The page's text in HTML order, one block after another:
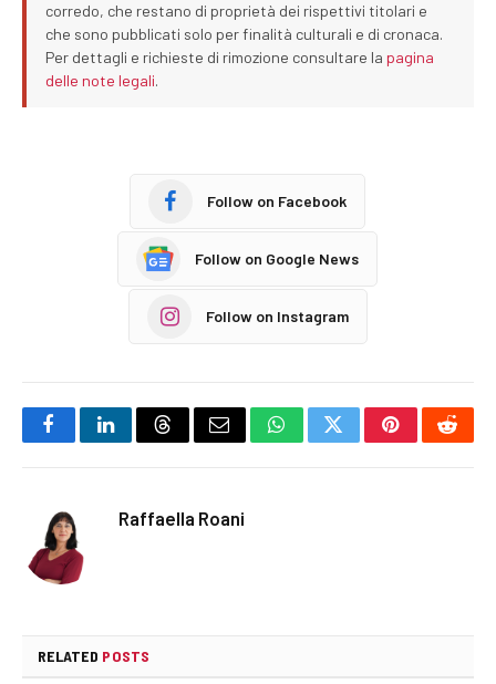
corredo, che restano di proprietà dei rispettivi titolari e
che sono pubblicati solo per finalità culturali e di cronaca.
Per dettagli e richieste di rimozione consultare la pagina
delle note legali.
Follow on Facebook
Follow on Google News
Follow on Instagram
FacebookLinkedInThreadsEmail WhatsAppTwitterPinterest
Raffaella Roani
RELATED POSTS